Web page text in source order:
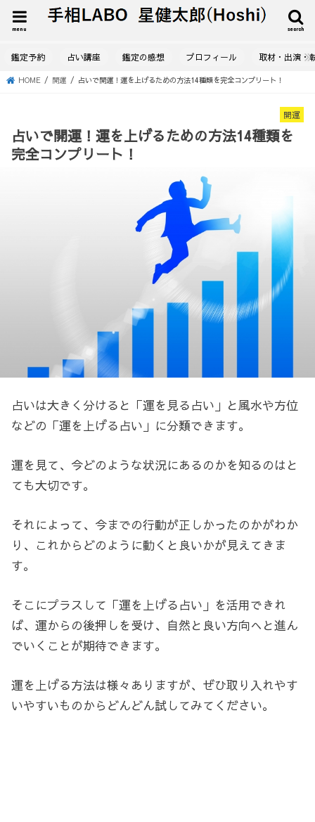
search
menu
鑑定予約 占い講座 鑑定の感想 プロフィール 取材・出演・
HOME 開運 占いで開運！運を上げるための方法14種類を完全コンプリート！
開運
占いで開運！運を上げるための方法14種類を
完全コンプリート！
占いは大きく分けると「運を見る占い」と風水や方位
などの「運を上げる占い」に分類できます。
運を見て、今どのような状況にあるのかを知るのはと
ても大切です。
それによって、今までの行動が正しかったのかがわか
り、これからどのように動くと良いかが見えてきま
す。
そこにプラスして「運を上げる占い」を活用できれ
ば、運からの後押しを受け、自然と良い方向へと進ん
でいくことが期待できます。
運を上げる方法は様々ありますが、ぜひ取り入れやす
いやすいものからどんどん試してみてください。